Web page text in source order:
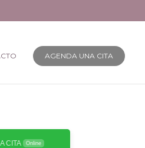
AGENDA UNA CITA
CITA Online